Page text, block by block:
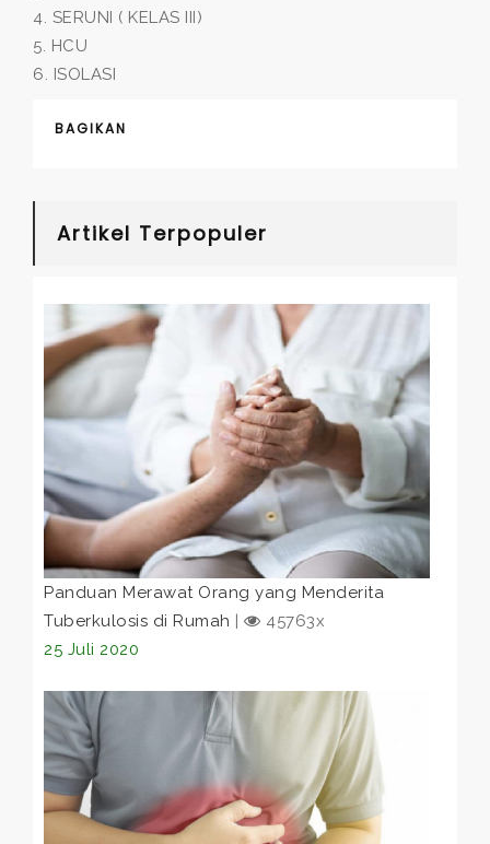
4. SERUNI ( KELAS III)
5. HCU
6. ISOLASI
BAGIKAN
Artikel Terpopuler
Panduan Merawat Orang yang Menderita
Tuberkulosis di Rumah
45763x
25 Juli 2020